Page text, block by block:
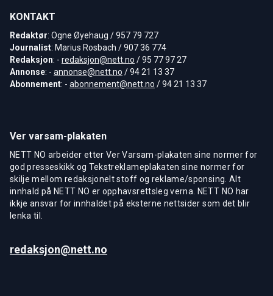
KONTAKT
Redaktør: Ogne Øyehaug / 957 79 727
Journalist: Marius Rosbach / 907 36 774
Redaksjon: - redaksjon@nett.no / 95 77 97 27
Annonse: - annonse@nett.no / 94 21 13 37
Abonnement: - abonnement@nett.no / 94 21 13 37
Ver varsam-plakaten
NETT NO arbeider etter Ver Varsam-plakaten sine normer for
god presseskikk og Tekstreklameplakaten sine normer for
skilje mellom redaksjonelt stoff og reklame/sponsing. Alt
innhald på NETT NO er opphavsrettsleg verna. NETT NO har
ikkje ansvar for innhaldet på eksterne nettsider som det blir
lenka til.
redaksjon@nett.no